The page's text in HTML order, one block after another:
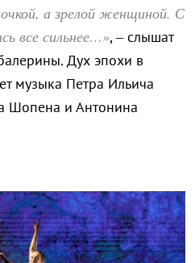
а зрелой женщиной. С
все сильнее…», – слышат
Дух эпохи в
музыка Петра Ильича
Шопена и Антонина